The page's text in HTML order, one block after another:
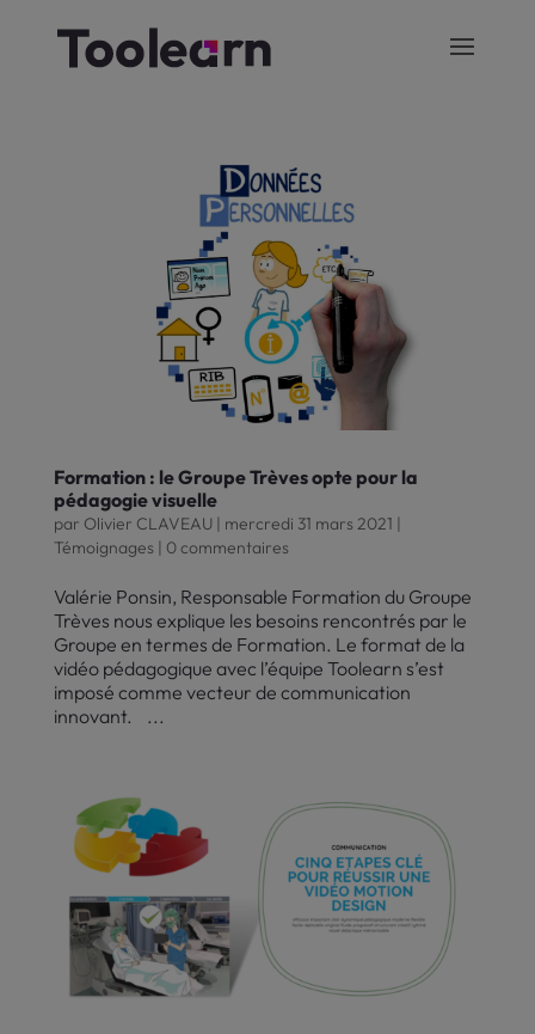
Formation : le Groupe Trèves opte pour la
pédagogie visuelle
par Olivier CLAVEAU| mercredi 31 mars 2021 |
Témoignages | 0 commentaires
Valérie Ponsin, Responsable Formation du Groupe
Trèves nous explique les besoins rencontrés par le
Groupe en termes de Formation. Le format de la
vidéo pédagogique avec l’équipe Toolearn s’est
imposé comme vecteur de communication
innovant. ...